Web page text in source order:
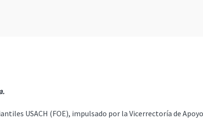
USACH (FOE), impulsado por la Vicerrectoría de